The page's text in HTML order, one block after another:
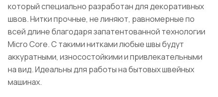
который специально разработан для декоративных
швов. Нитки прочные, не линяют, равномерные по
всей длине благодаря запатентованной технологии
Micro Core. С такими нитками любые швы будут
аккуратными, износостойкими и привлекательными
на вид. Идеальны для работы на бытовых швейных
машинах.